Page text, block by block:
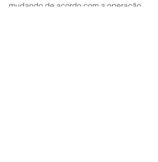
mudando de acordo com a operação.